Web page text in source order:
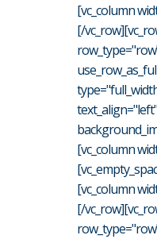
[vc_column
[/
text_align="left"
[vc_column
[vc_column
[/